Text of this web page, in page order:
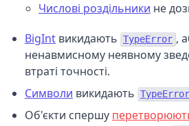
Числові роздільники не
BigInt викидають TypeError ,
ненавмисному неявному
втраті точності.
Символи викидають TypeError
Об'єкти спершу